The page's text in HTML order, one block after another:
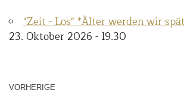
"Zeit - Los" *Älter werden wir
23. Oktober 2026 - 19.30
VORHERIGE